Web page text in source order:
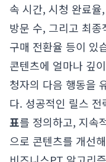
속 시간, 시청 완료
방문 수, 그리고 최
구매 전환율 등이 있
콘텐츠에 얼마나 깊
청자의 다음 행동을
다. 성공적인 릴스 전
표를 정의하고, 지속
으로 콘텐츠를 개선